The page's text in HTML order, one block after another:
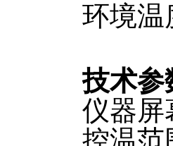
环境
技术参
仪器屏